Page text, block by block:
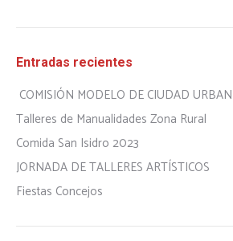
Entradas recientes
COMISIÓN MODELO DE CIUDAD
Talleres de Manualidades Zona Rural
Comida San Isidro 2023
JORNADA DE TALLERES ARTÍSTICOS
Fiestas Concejos